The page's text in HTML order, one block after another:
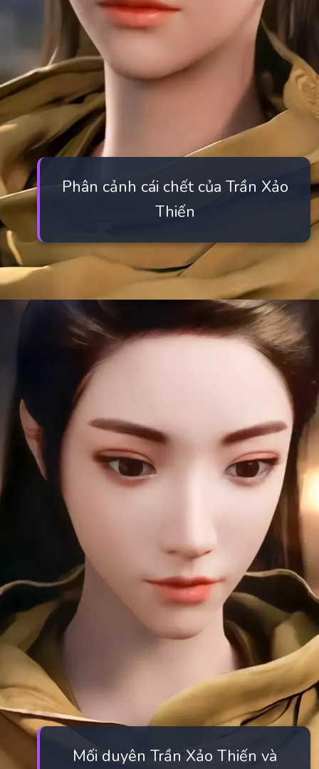
Phân cảnh cái chết của Trần Xảo
Thiến
Đang mở https://manhua.edu.vn/tran-xao-thien
Mối duyên Trần Xảo Thiến và